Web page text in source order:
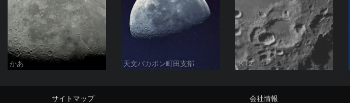
かあ 天文バカボン町田支部 IKT2
サイトマップ 会社情報